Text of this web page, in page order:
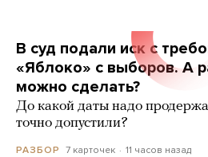
В суд подали иск с
«Яблоко» с выборов. А
можно сделать?
До какой даты надо
точно допустили?
РАЗБОР 7 карточек 11 часов назад